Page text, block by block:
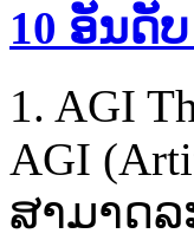
10 ອັນດັ
1. AGI
AGI
ສາມາດ